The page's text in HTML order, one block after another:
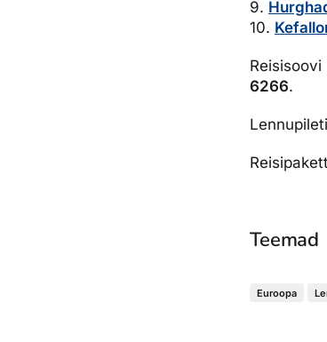
9.
10.
6266.
Teemad
Euroopa